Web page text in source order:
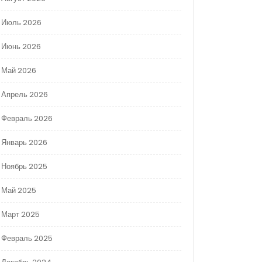
Июль 2026
Июнь 2026
Май 2026
Апрель 2026
Февраль 2026
Январь 2026
Ноябрь 2025
Май 2025
Март 2025
Февраль 2025